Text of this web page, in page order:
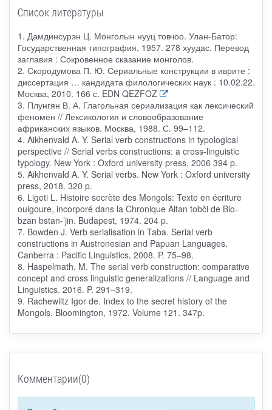
Список литературы
1. Дамдинсурэн Ц. Монголын нууц товчоо. Улан-Батор:
Государственная типография, 1957. 278 хуудас. Перевод
заглавия : Сокровенное сказание монголов.
2. Скородумова П. Ю. Сериальные конструкции в иврите :
диссертация … кандидата филологических наук : 10.02.22.
Москва, 2010. 166 с. EDN QEZFOZ
3. Плунгян В. А. Глагольная сериализация как лексический
феномен // Лексикология и словообразование
африканских языков. Москва, 1988. С. 99–112.
4. Aikhenvald A. Y. Serial verb constructions in typological
perspective // Serial verbs constructions: a cross-linguistic
typology. New York : Oxford university press, 2006 394 p.
5. Aikhenvald A. Y. Serial verbs. New York : Oxford university
press, 2018. 320 p.
6. Ligeti L. Histoire secrète des Mongols: Texte en écriture
ouigoure, incorporé dans la Chronique Altan tobči de Blo-
bzan bstan-’jin. Budapest, 1974. 204 p.
7. Bowden J. Verb serialisation in Taba. Serial verb
constructions in Austronesian and Papuan Languages.
Canberra : Pacific Linguistics, 2008. P. 75–98.
8. Haspelmath, M. The serial verb construction: comparative
concept and cross linguistic generalizations // Language and
Linguistics. 2016. P. 291–319.
9. Rachewiltz Igor de. Index to the secret history of the
Mongols. Bloomington, 1972. Volume 121. 347p.
Комментарии(0)